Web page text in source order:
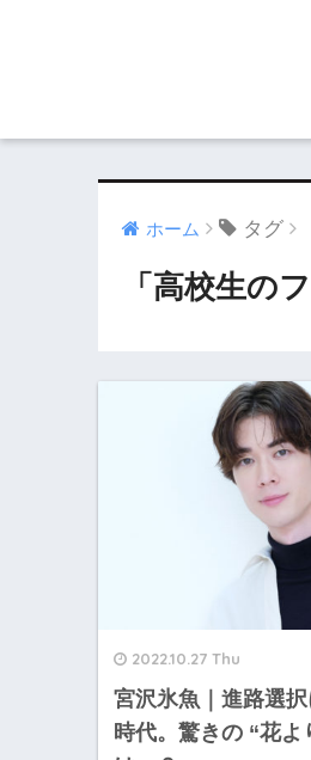
ホーム タグ
「高校生の
2022.10.27 Thu
宮沢氷魚｜進路選
時代。驚きの “花よ